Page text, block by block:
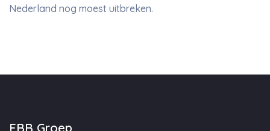
Nederland nog moest uitbreken.
EBB Groep